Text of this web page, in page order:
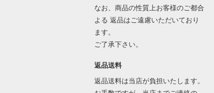
なお、商品の性質上お客様のご都合
よる 返品はご遠慮いただいており
ます。
ご了承下さい。
返品送料
返品送料は当店が負担いたします。